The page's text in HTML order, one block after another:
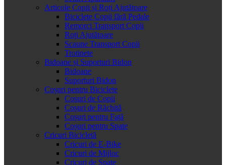
Articole Copii și Roți Ajutătoare
Biciclete Copii fără Pedale
Remorci Transport Copii
Roți Ajutătoare
Scaune Transport Copii
Trotinete
Bidoane și Suporturi Bidon
Bidoane
Suporturi Bidon
Coșuri pentru Biciclete
Cosuri de Copii
Coșuri de Răchită
Coșuri pentru Față
Coșuri pentru Spate
Cricuri Bicicletă
Cricuri de E-Bike
Cricuri de Mijloc
Cricuri de Spate